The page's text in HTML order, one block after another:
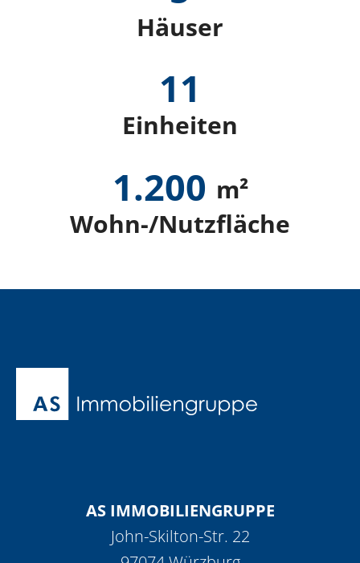
Häuser
11
Einheiten
1.200 m²
Wohn-/Nutzfläche
AS IMMOBILIENGRUPPE
John-Skilton-Str. 22